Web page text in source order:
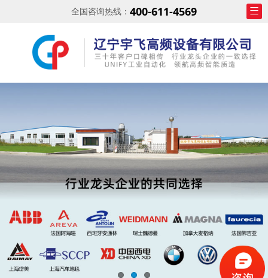
全国咨询热线： 400-611-4569